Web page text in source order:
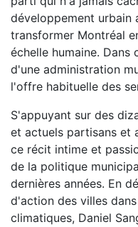
développement urbain
transformer Montréal
échelle humaine.
d'une administration
l'offre habituelle des
S'appuyant sur des
et actuels partisans et
ce récit intime et
de la politique
dernières années. En
d'action des villes
climatiques, Daniel